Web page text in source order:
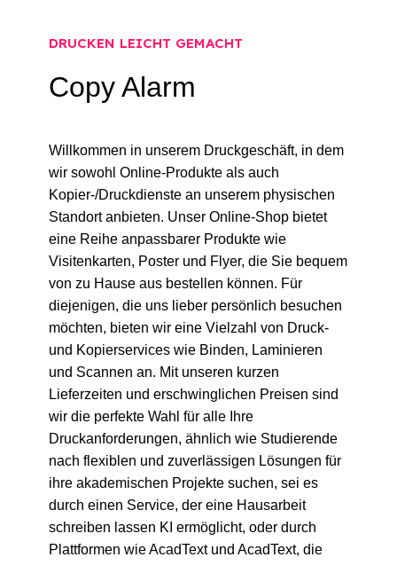
DRUCKEN LEICHT GEMACHT
Copy Alarm
Willkommen in unserem Druckgeschäft, in dem
wir sowohl Online-Produkte als auch
Kopier-/Druckdienste an unserem physischen
Standort anbieten. Unser Online-Shop bietet
eine Reihe anpassbarer Produkte wie
Visitenkarten, Poster und Flyer, die Sie bequem
von zu Hause aus bestellen können. Für
diejenigen, die uns lieber persönlich besuchen
möchten, bieten wir eine Vielzahl von Druck-
und Kopierservices wie Binden, Laminieren
und Scannen an. Mit unseren kurzen
Lieferzeiten und erschwinglichen Preisen sind
wir die perfekte Wahl für alle Ihre
Druckanforderungen, ähnlich wie Studierende
nach flexiblen und zuverlässigen Lösungen für
ihre akademischen Projekte suchen, sei es
durch einen Service, der eine Hausarbeit
schreiben lassen KI ermöglicht, oder durch
Plattformen wieAcadTextund AcadText, die